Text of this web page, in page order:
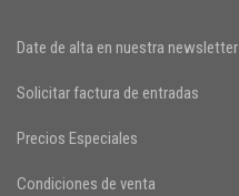
Date de alta en nuestra newsletter
Solicitar factura de entradas
Precios Especiales
Condiciones de venta